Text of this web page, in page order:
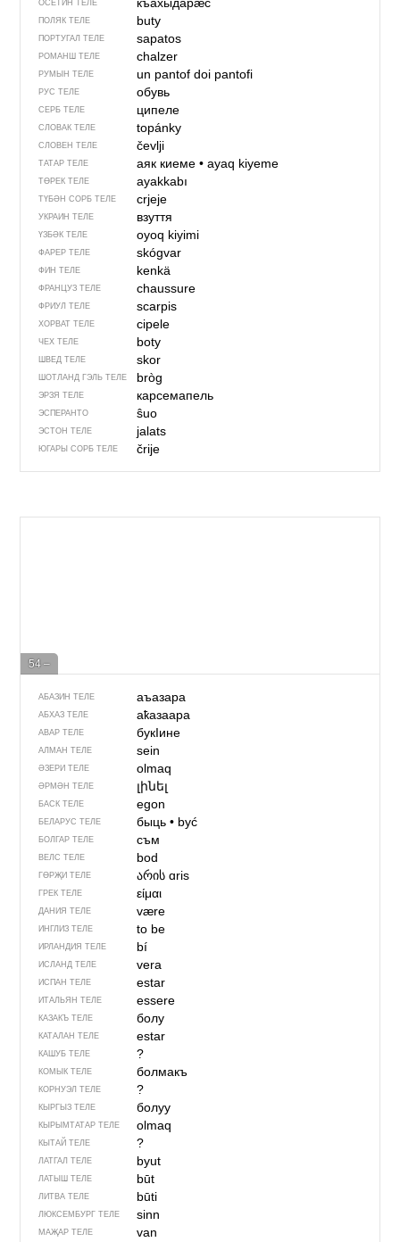
ОСЕТИН ТЕЛЕ
ПОЛЯК ТЕЛЕ buty
ПОРТУГАЛ ТЕЛЕ sapatos
РОМАНШ ТЕЛЕ chalzer
РУМЫН ТЕЛЕ un pantofdoi pantofi
РУС ТЕЛЕ обувь
СЕРБ ТЕЛЕ ципеле
СЛОВАК ТЕЛЕ topánky
СЛОВЕН ТЕЛЕ čevlji
ТАТАР ТЕЛЕ аяк киеме• ayaq kiyeme
ТӨРЕК ТЕЛЕ ayakkabı
ТҮБӘН СОРБ ТЕЛЕ crjeje
УКРАИН ТЕЛЕ взуття
ҮЗБӘК ТЕЛЕ oyoq kiyimi
ФАРЕР ТЕЛЕ skógvar
ФИН ТЕЛЕ kenkä
ФРАНЦУЗ ТЕЛЕ chaussure
ФРИУЛ ТЕЛЕ scarpis
ХОРВАТ ТЕЛЕ cipele
ЧЕХ ТЕЛЕ boty
ШВЕД ТЕЛЕ skor
ШОТЛАНД ГЭЛЬ ТЕЛЕ bròg
ЭРЗЯ ТЕЛЕ карсемапель
ЭСПЕРАНТО ŝuo
ЭСТОН ТЕЛЕ jalats
ЮГАРЫ СОРБ ТЕЛЕ črije
54 –
АБАЗИН ТЕЛЕ аъазара
АБХАЗ ТЕЛЕ аҟазаара
АВАР ТЕЛЕ букIине
АЛМАН ТЕЛЕ sein
ӘЗЕРИ ТЕЛЕ olmaq
ӘРМӘН ТЕЛЕ լինել
БАСК ТЕЛЕ egon
БЕЛАРУС ТЕЛЕ быць• być
БОЛГАР ТЕЛЕ съм
ВЕЛС ТЕЛЕ bod
ГӨРҖИ ТЕЛЕ არისɑris
ГРЕК ТЕЛЕ είμαι
ДАНИЯ ТЕЛЕ være
ИНГЛИЗ ТЕЛЕ to be
ИРЛАНДИЯ ТЕЛЕ bí
ИСЛАНД ТЕЛЕ vera
ИСПАН ТЕЛЕ estar
ИТАЛЬЯН ТЕЛЕ essere
КАЗАКЪ ТЕЛЕ болу
КАТАЛАН ТЕЛЕ estar
КАШУБ ТЕЛЕ ?
КОМЫК ТЕЛЕ болмакъ
КОРНУЭЛ ТЕЛЕ ?
КЫРГЫЗ ТЕЛЕ болуу
КЫРЫМТАТАР ТЕЛЕ olmaq
КЫТАЙ ТЕЛЕ ?
ЛАТГАЛ ТЕЛЕ byut
ЛАТЫШ ТЕЛЕ būt
ЛИТВА ТЕЛЕ būti
ЛЮКСЕМБУРГ ТЕЛЕ sinn
МАҖАР ТЕЛЕ van